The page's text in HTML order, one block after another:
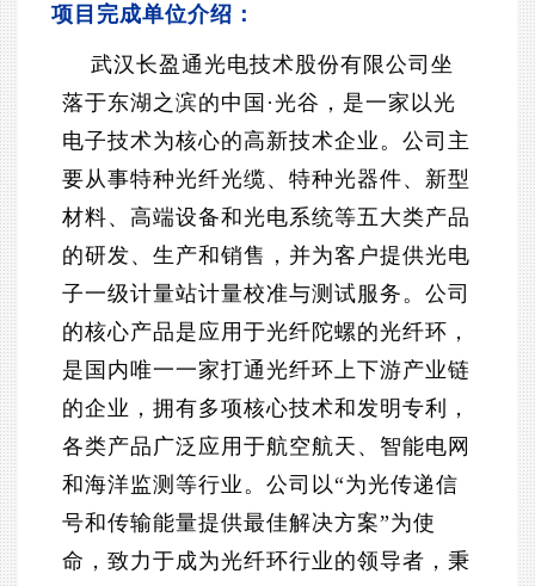
项目完成单位介绍：
武汉长盈通光电技术股份有限公司坐
落于东湖之滨的中国·光谷，是一家以光
电子技术为核心的高新技术企业。公司主
要从事特种光纤光缆、特种光器件、新型
材料、高端设备和光电系统等五大类产品
的研发、生产和销售，并为客户提供光电
子一级计量站计量校准与测试服务。公司
的核心产品是应用于光纤陀螺的光纤环，
是国内唯一一家打通光纤环上下游产业链
的企业，拥有多项核心技术和发明专利，
各类产品广泛应用于航空航天、智能电网
和海洋监测等行业。公司以“为光传递信
号和传输能量提供最佳解决方案”为使
命，致力于成为光纤环行业的领导者，秉